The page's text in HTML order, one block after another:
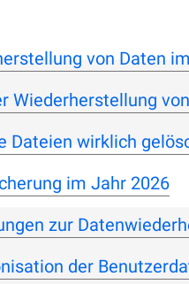
von Daten
Wiederherstellung
Dateien wirklich
im Jahr 2026
zur
der